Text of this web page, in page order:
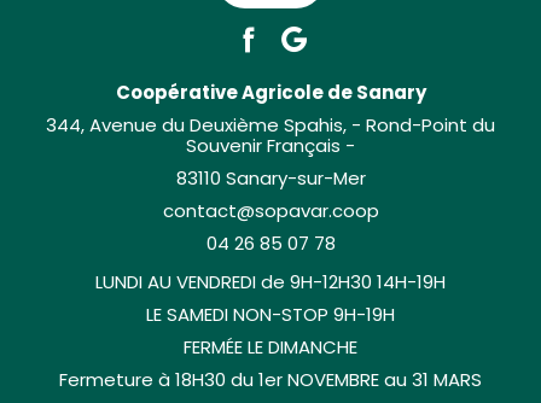
Coopérative Agricole de Sanary
344, Avenue du Deuxième Spahis, - Rond-Point du
Souvenir Français -
83110 Sanary-sur-Mer
contact@sopavar.coop
04 26 85 07 78
LUNDI AU VENDREDI de 9H-12H30 14H-19H
LE SAMEDI NON-STOP 9H-19H
FERMÉE LE DIMANCHE
Fermeture à 18H30 du 1er NOVEMBRE au 31 MARS